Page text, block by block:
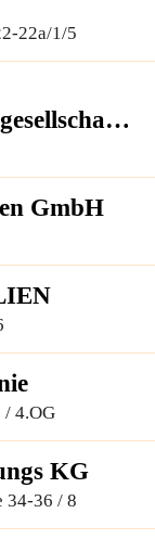
22a/1/5
GmbH
/ 4.OG
KG
34-36 / 8